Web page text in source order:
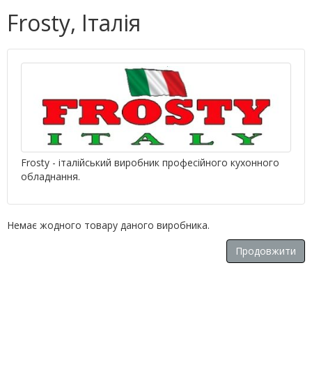
Frosty, Італія
Frosty - італійський виробник професійного кухонного
обладнання.
Немає жодного товару даного виробника.
Продовжити